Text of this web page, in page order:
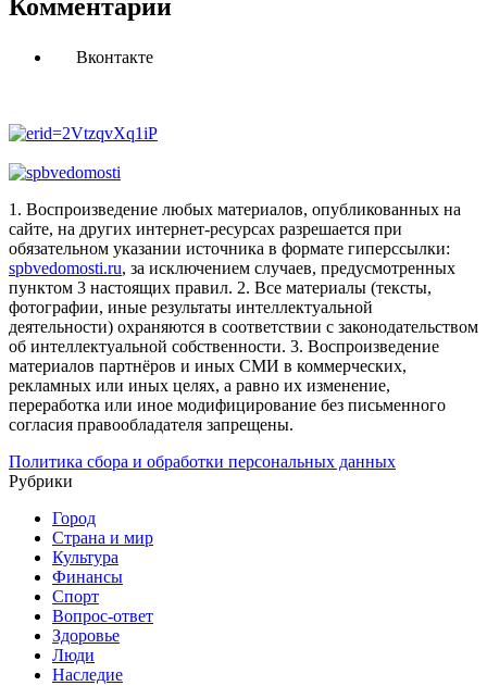
Комментарии
Вконтакте
1. Воспроизведение любых материалов, опубликованных на
сайте, на других интернет-ресурсах разрешается при
обязательном указании источника в формате гиперссылки:
spbvedomosti.ru, за исключением случаев, предусмотренных
пунктом 3 настоящих правил. 2. Все материалы (тексты,
фотографии, иные результаты интеллектуальной
деятельности) охраняются в соответствии с законодательством
об интеллектуальной собственности. 3. Воспроизведение
материалов партнёров и иных СМИ в коммерческих,
рекламных или иных целях, а равно их изменение,
переработка или иное модифицирование без письменного
согласия правообладателя запрещены.
Политика сбора и обработки персональных данных
Рубрики
Город
Страна и мир
Культура
Финансы
Спорт
Вопрос-ответ
Здоровье
Люди
Наследие